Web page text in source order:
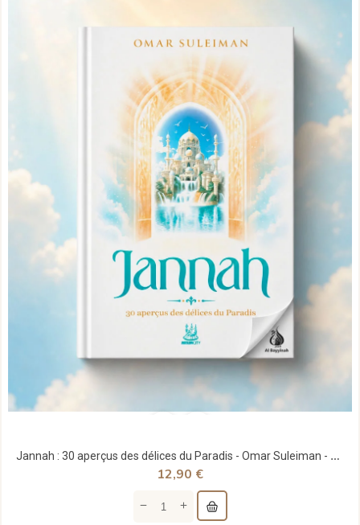
Jannah : 30 aperçus des délices du Paradis - Omar Suleiman - MuslimCity
12,90 €